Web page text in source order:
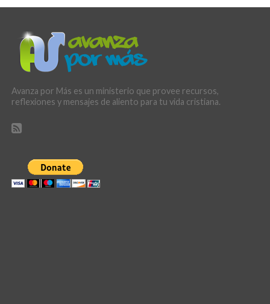
Avanza por Más es un ministerio que provee recursos,
reflexiones y mensajes de aliento para tu vida cristiana.